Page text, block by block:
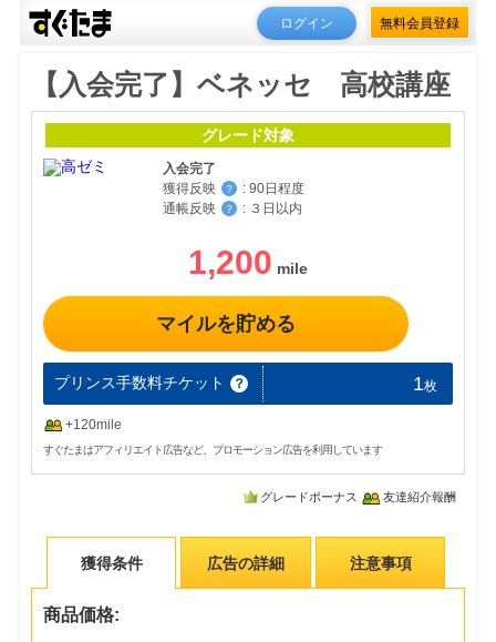
ログイン 無料会員登録
【入会完了】ベネッセ 高校講座
グレード対象
入会完了
獲得反映
？ : 90日程度
通帳反映
？ : ３日以内
1,200
マイルを貯める
プリンス手数料チケット ？ 1枚
+120mile
すぐたまはアフィリエイト広告など、プロモーション広告を利用しています
グレードボーナス 友達紹介報酬
獲得条件 広告の詳細 注意事項
商品価格: